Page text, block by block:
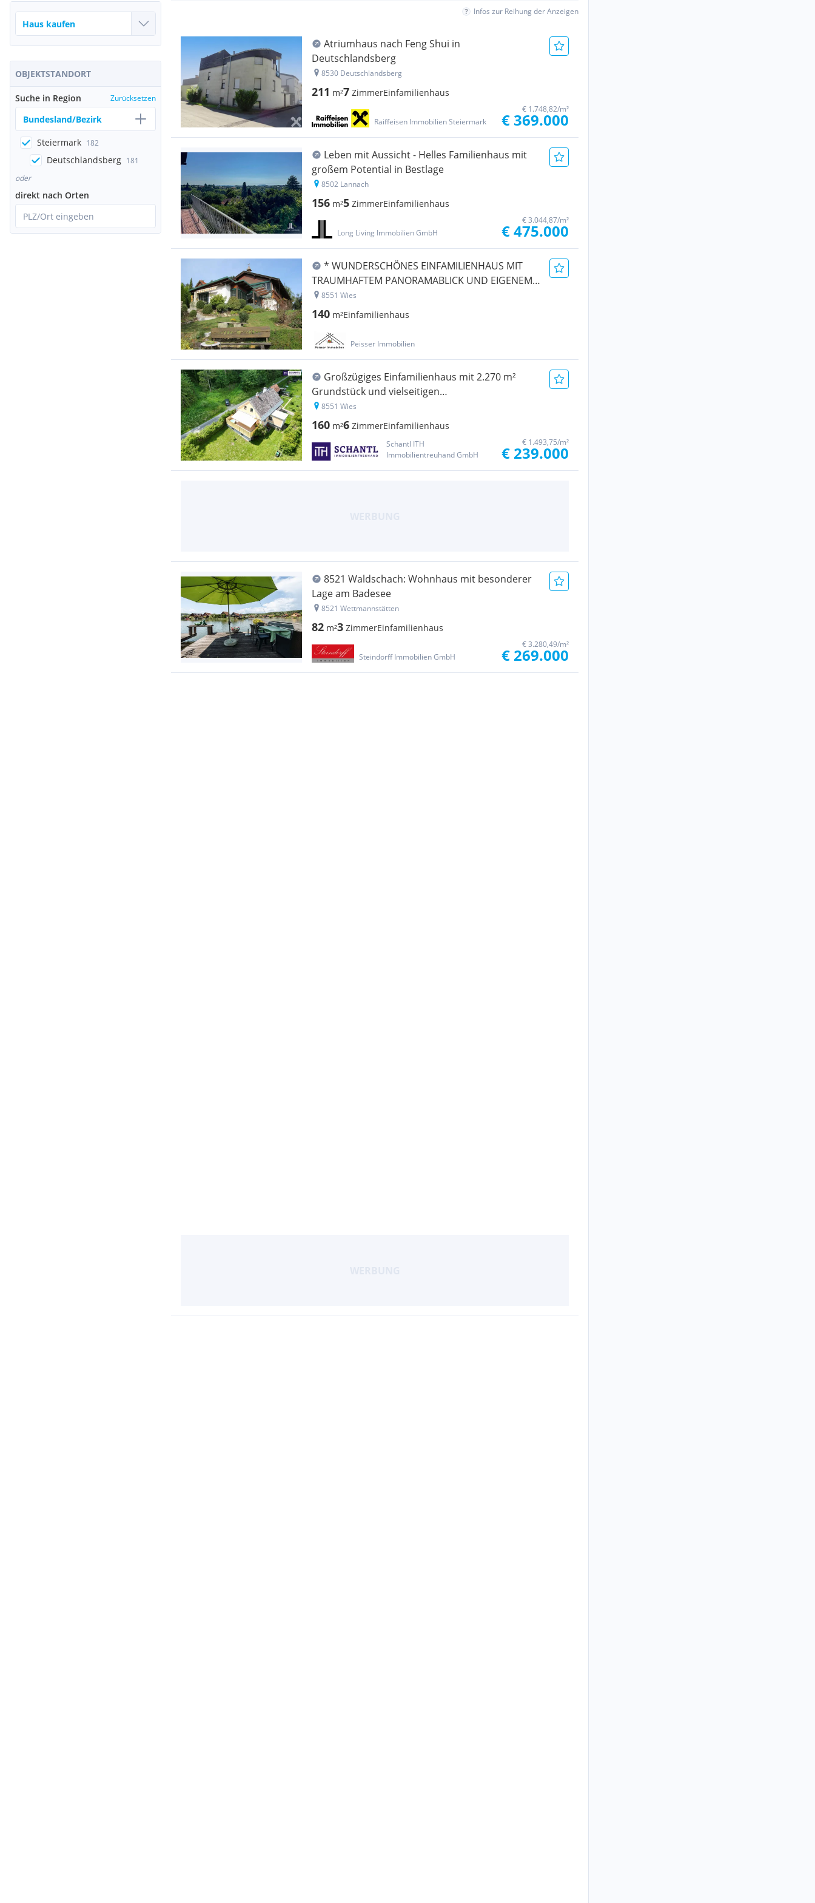
OBJEKTSTANDORT
Suche in Region Zurücksetzen
Bundesland/Bezirk
Steiermark 182
Deutschlandsberg 181
oder
direkt nach Orten
PLZ/Ort eingeben
Infos zur Reihung der Anzeigen
Atriumhaus nach Feng Shui in
Deutschlandsberg
8530 Deutschlandsberg
211 m²7 ZimmerEinfamilienhaus
Raiffeisen Immobilien Steiermark
€ 1.748,82/m²
€ 369.000
Leben mit Aussicht - Helles Familienhaus mit
großem Potential in Bestlage
8502 Lannach
156 m²5 ZimmerEinfamilienhaus
Long Living Immobilien GmbH
€ 3.044,87/m²
€ 475.000
* WUNDERSCHÖNES EINFAMILIENHAUS MIT
TRAUMHAFTEM PANORAMABLICK UND EIGENEM
WEINGARTEN *
8551 Wies
140 m²Einfamilienhaus
Peisser Immobilien
Großzügiges Einfamilienhaus mit 2.270 m²
Grundstück und vielseitigen
Nutzungsmöglichkeiten
8551 Wies
160 m²6 ZimmerEinfamilienhaus
Schantl ITH
Immobilientreuhand GmbH
€ 1.493,75/m²
€ 239.000
8521 Waldschach: Wohnhaus mit besonderer
Lage am Badesee
8521 Wettmannstätten
82 m²3 ZimmerEinfamilienhaus
Steindorff Immobilien GmbH
€ 3.280,49/m²
€ 269.000